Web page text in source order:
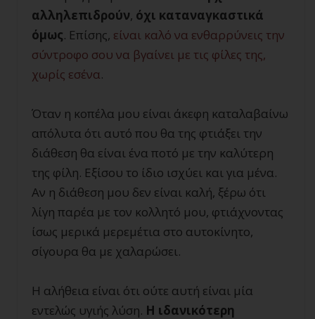
αλληλεπιδρούν, όχι καταναγκαστικά
όμως. Επίσης, είναι καλό να ενθαρρύνεις την
σύντροφο σου να βγαίνει με τις φίλες της,
χωρίς εσένα.
Όταν η κοπέλα μου είναι άκεφη καταλαβαίνω
απόλυτα ότι αυτό που θα της φτιάξει την
διάθεση θα είναι ένα ποτό με την καλύτερη
της φίλη. Εξίσου το ίδιο ισχύει και για μένα.
Αν η διάθεση μου δεν είναι καλή, ξέρω ότι
λίγη παρέα με τον κολλητό μου, φτιάχνοντας
ίσως μερικά μερεμέτια στο αυτοκίνητο,
σίγουρα θα με χαλαρώσει.
Η αλήθεια είναι ότι ούτε αυτή είναι μία
εντελώς υγιής λύση. Η ιδανικότερη